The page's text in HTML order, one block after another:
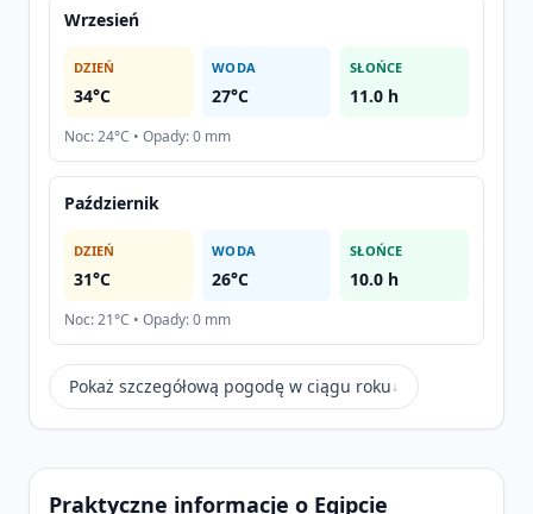
Wrzesień
DZIEŃ
34°C
WODA
27°C
SŁOŃCE
11.0 h
Noc: 24°C • Opady: 0 mm
Październik
DZIEŃ
31°C
WODA
26°C
SŁOŃCE
10.0 h
Noc: 21°C • Opady: 0 mm
Pokaż szczegółową pogodę w ciągu roku↓
Praktyczne informacje o Egipcie